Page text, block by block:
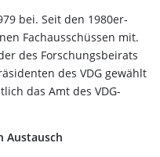
bei. Seit den 1980er-
Fachausschüssen mit.
des Forschungsbeirats
des VDG gewählt
das Amt des VDG-
Austausch